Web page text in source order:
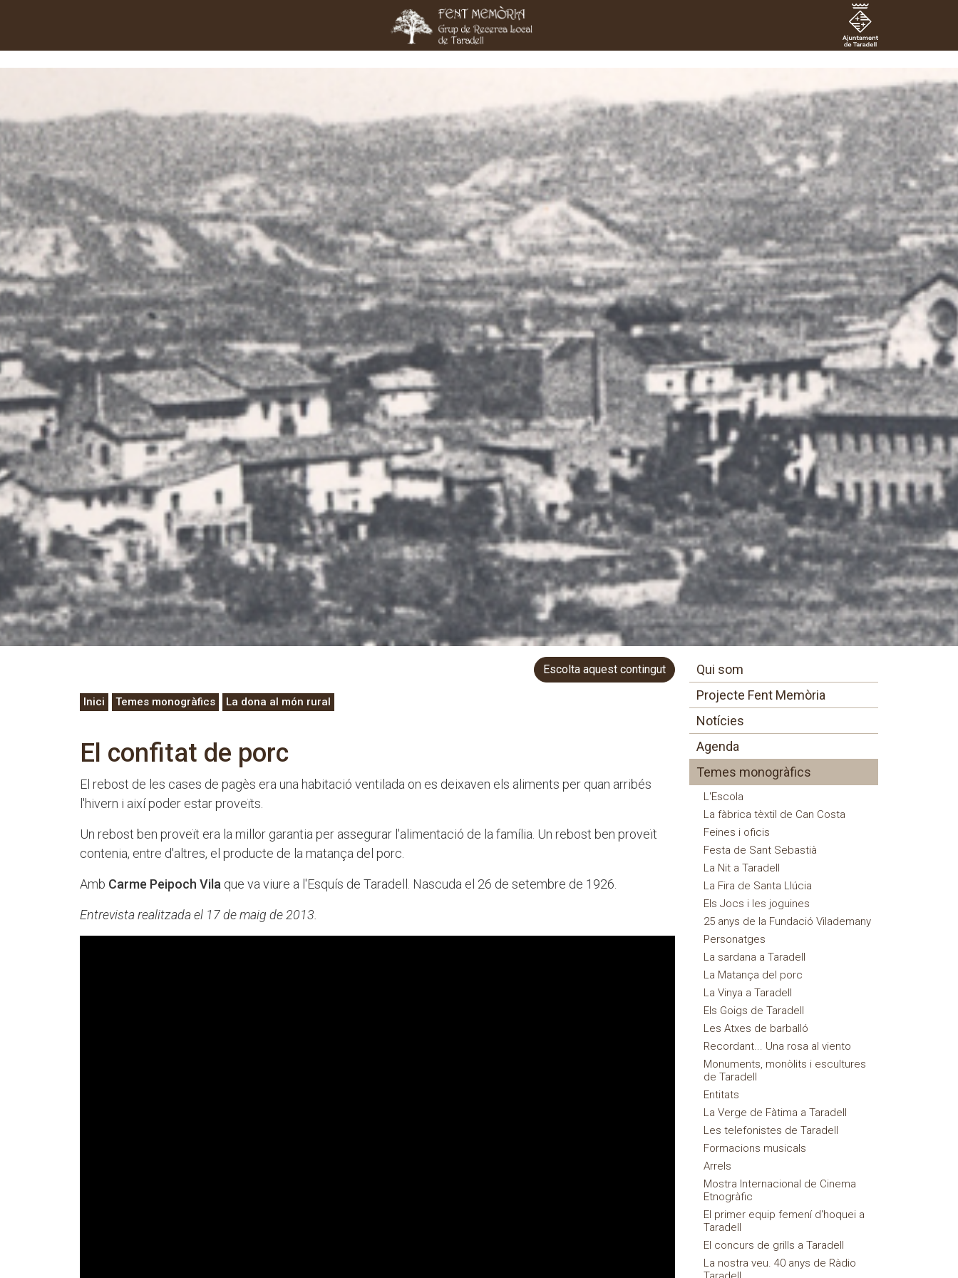
Escolta aquest contingut
Inici Temes monogràfics La dona al món rural
El confitat de porc
El rebost de les cases de pagès era una habitació ventilada on es deixaven els aliments per quan arribés
l'hivern i així poder estar proveïts.
Un rebost ben proveït era la millor garantia per assegurar l'alimentació de la família. Un rebost ben proveït
contenia, entre d'altres, el producte de la matança del porc.
Amb Carme Peipoch Vila que va viure a l'Esquís de Taradell. Nascuda el 26 de setembre de 1926.
Entrevista realitzada el 17 de maig de 2013.
Qui som
Projecte Fent Memòria
Notícies
Agenda
Temes monogràfics
L'Escola
La fàbrica tèxtil de Can Costa
Feines i oficis
Festa de Sant Sebastià
La Nit a Taradell
La Fira de Santa Llúcia
Els Jocs i les joguines
25 anys de la Fundació Vilademany
Personatges
La sardana a Taradell
La Matança del porc
La Vinya a Taradell
Els Goigs de Taradell
Les Atxes de barballó
Recordant... Una rosa al viento
Monuments, monòlits i escultures
de Taradell
Entitats
La Verge de Fàtima a Taradell
Les telefonistes de Taradell
Formacions musicals
Arrels
Mostra Internacional de Cinema
Etnogràfic
El primer equip femení d'hoquei a
Taradell
El concurs de grills a Taradell
La nostra veu. 40 anys de Ràdio